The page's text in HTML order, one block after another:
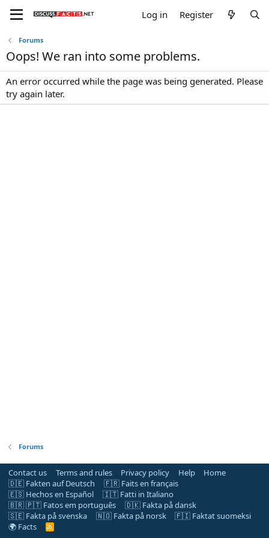
Log in Register
Forums
Oops! We ran into some problems.
An error occurred while the page was being generated. Please
try again later.
Forums
Contact us Terms and rules Privacy policy Help
Home
🇩🇪 Fakten auf Deutsch
🇫🇷 Faits en français
🇪🇸 Hechos en Español
🇮🇹 Fatti in Italiano
🇧🇷 🇵🇹 Fatos em português
🇩🇰 Fakta på dansk
🇸🇪 Fakta på svenska
🇳🇴 Fakta på norsk
🇫🇮 Faktat suomeksi
🌍 Facts
R